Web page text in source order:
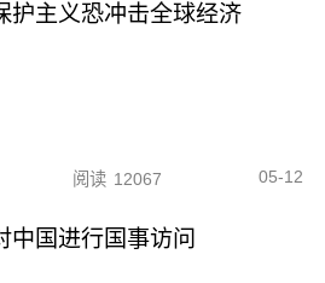
护主义恐冲击全球经济
阅读 12067 05-12
中国进行国事访问